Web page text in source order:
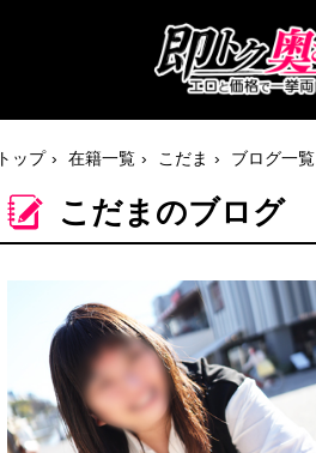
トップ 在籍一覧 こだま ブログ一覧
こだまのブログ